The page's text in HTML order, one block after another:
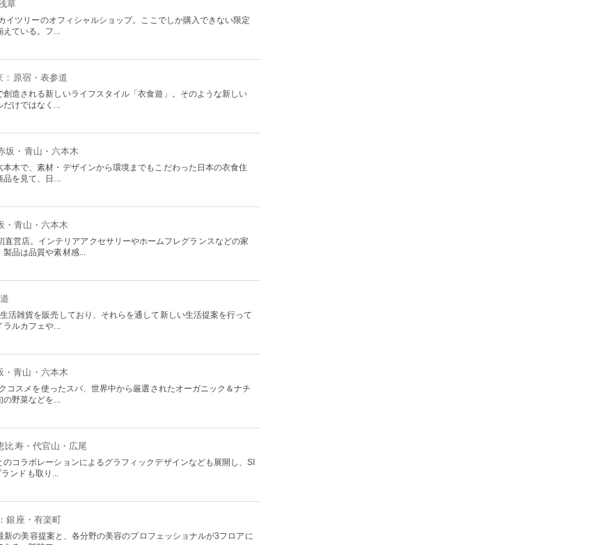
草
イツリーのオフィシャルショップ。ここでしか購入できない限定
えている。フ...
：原宿・表参道
造される新しいライフスタイル「衣食遊」。そのような新しい
だけではなく...
坂・青山・六本木
木で、素材・デザインから環境までもこだわった日本の衣食住
品を見て、日...
・青山・六本木
直営店。インテリアアクセサリーやホームフレグランスなどの家
品は品質や素材感...
活雑貨を販売しており、それらを通して新しい生活提案を行って
ラルカフェや...
・青山・六本木
コスメを使ったスパ、世界中から厳選されたオーガニック＆ナチ
の野菜などを...
比寿・代官山・広尾
コラボレーションによるグラフィックデザインなども展開し、SI
ンドも取り...
銀座・有楽町
の美容提案と、各分野の美容のプロフェッショナルが3フロアに